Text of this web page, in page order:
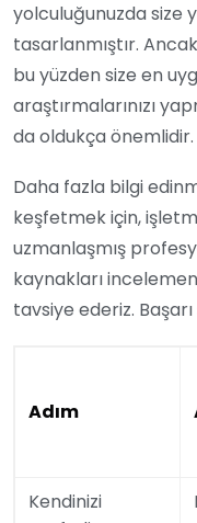
yolculuğunuzda size
tasarlanmıştır.
bu yüzden size en
araştırmalarınızı
da oldukça önemlidir.
Daha fazla bilgi
keşfetmek için,
uzmanlaşmış
kaynakları
tavsiye ederiz.
Adım
Kendinizi